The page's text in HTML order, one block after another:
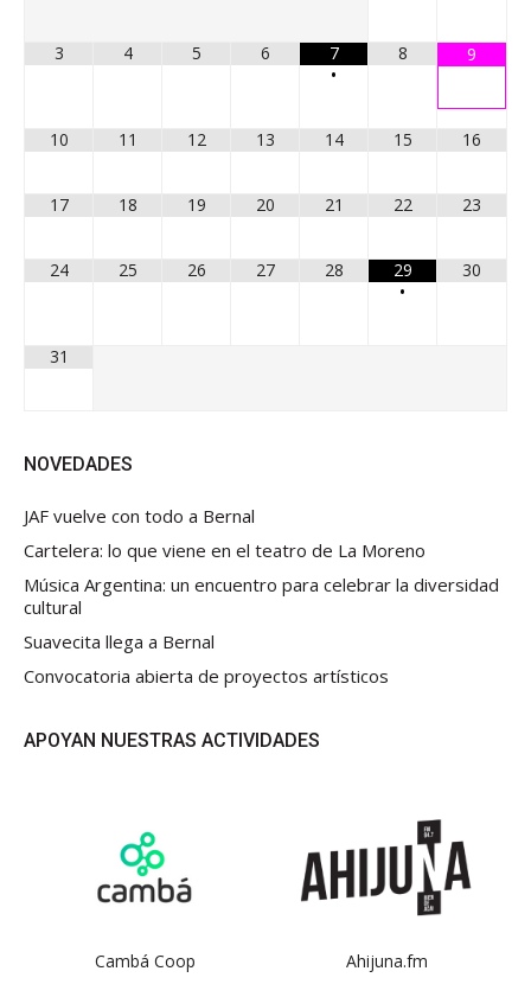
3 4 5 6
7
•
8 9
10 11 12 13 14 15 16
17 18 19 20 21 22 23
24 25 26 27 28
29
•
30
31
NOVEDADES
JAF vuelve con todo a Bernal
Cartelera: lo que viene en el teatro de La Moreno
Música Argentina: un encuentro para celebrar la diversidad
cultural
Suavecita llega a Bernal
Convocatoria abierta de proyectos artísticos
APOYAN NUESTRAS ACTIVIDADES
Cambá Coop Ahijuna.fm